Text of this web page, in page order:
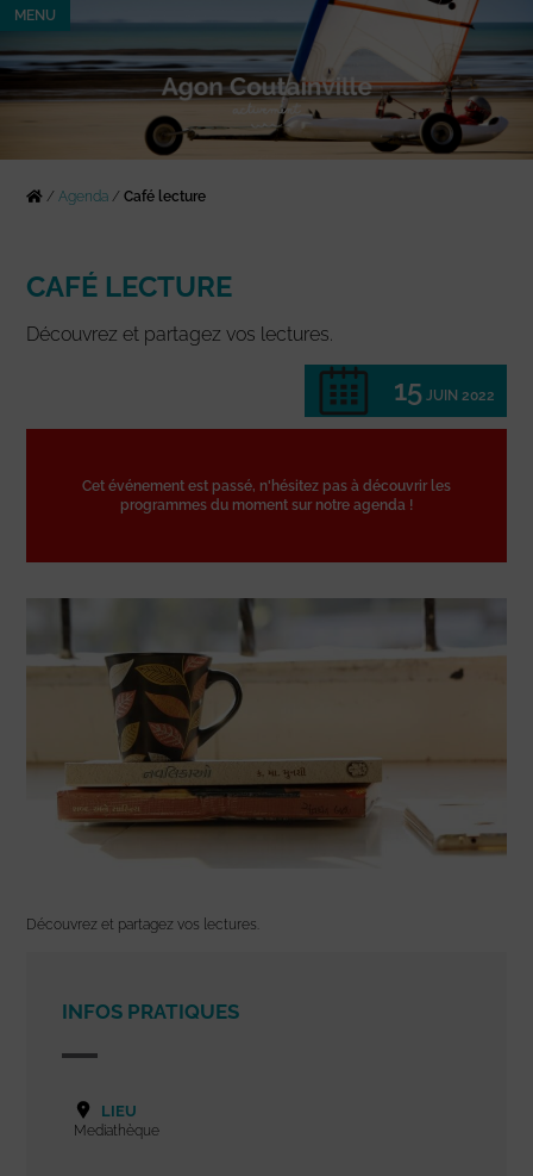
MENU
/Agenda /Café lecture
CAFÉ LECTURE
Découvrez et partagez vos lectures.
15 JUIN 2022
Cet événement est passé, n'hésitez pas à découvrir les
programmes du moment sur notre agenda !
Découvrez et partagez vos lectures.
INFOS PRATIQUES
LIEU
Mediathèque